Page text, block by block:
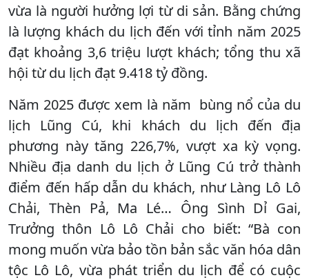
vừa là người hưởng lợi từ di sản. Bằng chứng
là lượng khách du lịch đến với tỉnh năm 2025
đạt khoảng 3,6 triệu lượt khách; tổng thu xã
hội từ du lịch đạt 9.418 tỷ đồng.
Năm 2025 được xem là năm bùng nổ của du
lịch Lũng Cú, khi khách du lịch đến địa
phương này tăng 226,7%, vượt xa kỳ vọng.
Nhiều địa danh du lịch ở Lũng Cú trở thành
điểm đến hấp dẫn du khách, như Làng Lô Lô
Chải, Thèn Pả, Ma Lé… Ông Sình Dỉ Gai,
Trưởng thôn Lô Lô Chải cho biết: “Bà con
mong muốn vừa bảo tồn bản sắc văn hóa dân
tộc Lô Lô, vừa phát triển du lịch để có cuộc